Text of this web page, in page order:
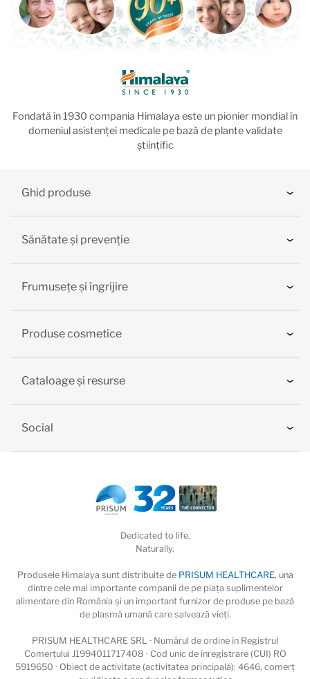
Fondată în 1930 compania Himalaya este un pionier mondial în
domeniul asistenței medicale pe bază de plante validate
științific
Ghid produse
Sănătate și prevenție
Frumusețe și îngrijire
Produse cosmetice
Cataloage și resurse
Social
Dedicated to life.
Naturally.
Produsele Himalaya sunt distribuite de PRISUM HEALTHCARE, una
dintre cele mai importante companii de pe piaţa suplimentelor
alimentare din România și un important furnizor de produse pe bază
de plasmă umană care salvează vieţi.
PRISUM HEALTHCARE SRL · Numărul de ordine în Registrul
Comerțului J1994011717408 · Cod unic de înregistrare (CUI) RO
5919650 · Obiect de activitate (activitatea principală): 4646, comerț